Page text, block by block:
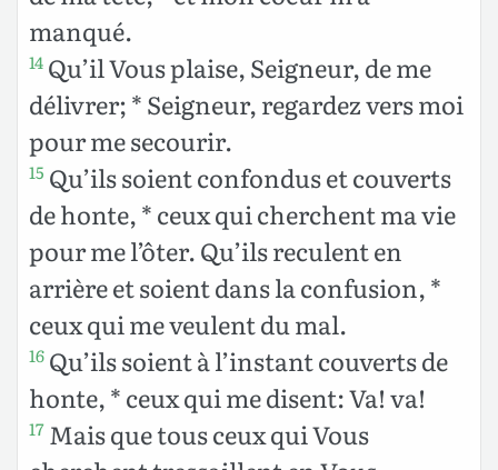
manqué.
14 Qu’il Vous plaise, Seigneur, de me
délivrer; * Seigneur, regardez vers moi
pour me secourir.
15 Qu’ils soient confondus et couverts
de honte, * ceux qui cherchent ma vie
pour me l’ôter. Qu’ils reculent en
arrière et soient dans la confusion, *
ceux qui me veulent du mal.
16 Qu’ils soient à l’instant couverts de
honte, * ceux qui me disent: Va! va!
17 Mais que tous ceux qui Vous